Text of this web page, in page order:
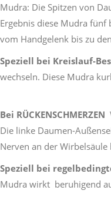
Mudra: Die Spitzen von
Ergebnis diese Mudra
vom Handgelenk bis zu
Speziell bei Kreislauf-
wechseln. Diese Mudra
Bei RÜCKENSCHMERZEN
Die linke Daumen-
Nerven an der Wirbelsäule
Speziell bei
Mudra wirkt beruhigend